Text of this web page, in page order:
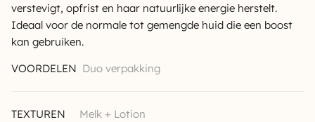
verstevigt, opfrist en haar natuurlijke energie herstelt.
Ideaal voor de normale tot gemengde huid die een boost
kan gebruiken.
VOORDELEN Duo verpakking
TEXTUREN Melk + Lotion